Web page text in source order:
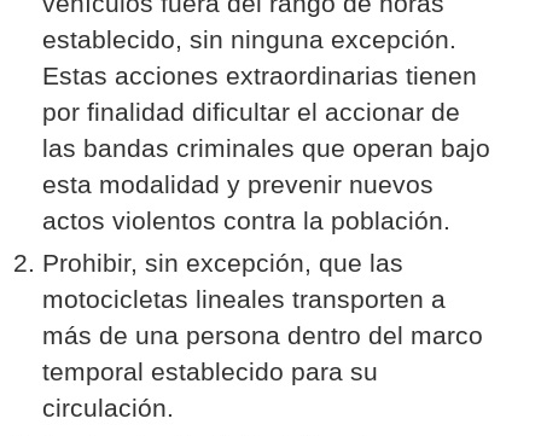
establecido, sin ninguna excepción.
Estas acciones extraordinarias tienen
por finalidad dificultar el accionar de
las bandas criminales que operan bajo
esta modalidad y prevenir nuevos
actos violentos contra la población.
Prohibir, sin excepción, que las
motocicletas lineales transporten a
más de una persona dentro del marco
temporal establecido para su
circulación.